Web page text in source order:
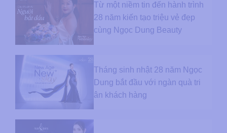
Từ một niềm tin đến hành trình
28 năm kiến tạo triệu vẻ đẹp
cùng Ngọc Dung Beauty
Tháng sinh nhật 28 năm Ngọc
Dung bắt đầu với ngàn quà tri
ân khách hàng